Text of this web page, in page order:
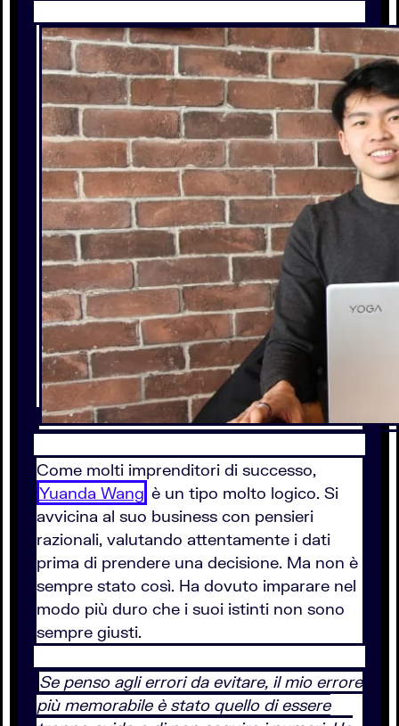
Come molti imprenditori di successo,
Yuanda Wang è un tipo molto logico. Si
avvicina al suo business con pensieri
razionali, valutando attentamente i dati
prima di prendere una decisione. Ma non è
sempre stato così. Ha dovuto imparare nel
modo più duro che i suoi istinti non sono
sempre giusti.
Se penso agli errori da evitare, il mio errore
più memorabile è stato quello di essere